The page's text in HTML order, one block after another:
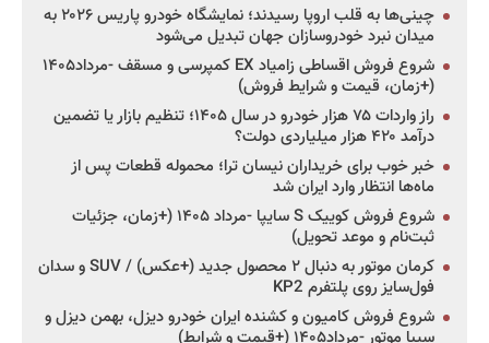
چینی‌ها به قلب اروپا رسیدند؛ نمایشگاه خودرو پاریس ۲۰۲۶ به
میدان نبرد خودروسازان جهان تبدیل می‌شود
شروع فروش اقساطی زامیاد EX کمپرسی و مسقف -مرداد۱۴۰۵
(+زمان، قیمت و شرایط فروش)
راز واردات ۷۵ هزار خودرو در سال ۱۴۰۵؛ تنظیم بازار یا تضمین
درآمد ۴۲۰ هزار میلیاردی دولت؟
خبر خوب برای خریداران نیسان ترا؛ محموله قطعات پس از
ماه‌ها انتظار وارد ایران شد
شروع فروش کوییک S سایپا -مرداد ۱۴۰۵ (+زمان، جزئیات
ثبت‌نام و موعد تحویل)
کرمان موتور به دنبال ۲ محصول جدید (+عکس) / SUV و سدان
فول‌سایز روی پلتفرم KP2
شروع فروش کامیون و کشنده ایران خودرو دیزل، بهمن دیزل و